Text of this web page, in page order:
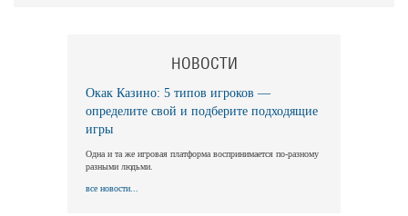
НОВОСТИ
Окак Казино: 5 типов игроков —
определите свой и подберите подходящие
игры
Одна и та же игровая платформа воспринимается по-разному
разными людьми.
все новости...